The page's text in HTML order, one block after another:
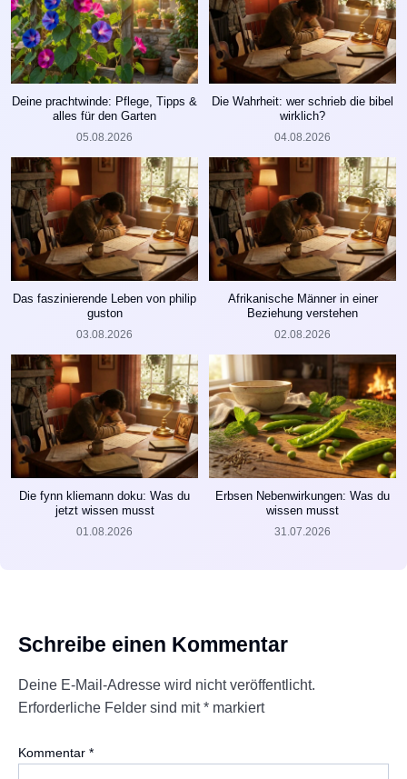
Deine prachtwinde: Pflege, Tipps &
alles für den Garten
05.08.2026
Die Wahrheit: wer schrieb die bibel
wirklich?
04.08.2026
Das faszinierende Leben von philip
guston
03.08.2026
Afrikanische Männer in einer
Beziehung verstehen
02.08.2026
Die fynn kliemann doku: Was du
jetzt wissen musst
01.08.2026
Erbsen Nebenwirkungen: Was du
wissen musst
31.07.2026
Schreibe einen Kommentar
Deine E-Mail-Adresse wird nicht veröffentlicht.
Erforderliche Felder sind mit* markiert
Kommentar *